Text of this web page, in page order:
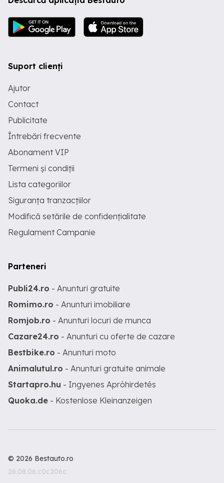
Suport clienți
Ajutor
Contact
Publicitate
Întrebări frecvente
Abonament VIP
Termeni și condiții
Lista categoriilor
Siguranța tranzacțiilor
Modifică setările de confidențialitate
Regulament Campanie
Parteneri
Publi24.ro - Anunturi gratuite
Romimo.ro - Anunturi imobiliare
Romjob.ro - Anunturi locuri de munca
Cazare24.ro - Anunturi cu oferte de cazare
Bestbike.ro - Anunturi moto
Animalutul.ro - Anunturi gratuite animale
Startapro.hu - Ingyenes Apróhirdetés
Quoka.de - Kostenlose Kleinanzeigen
© 2026 Bestauto.ro
26.08.06.c0c206c